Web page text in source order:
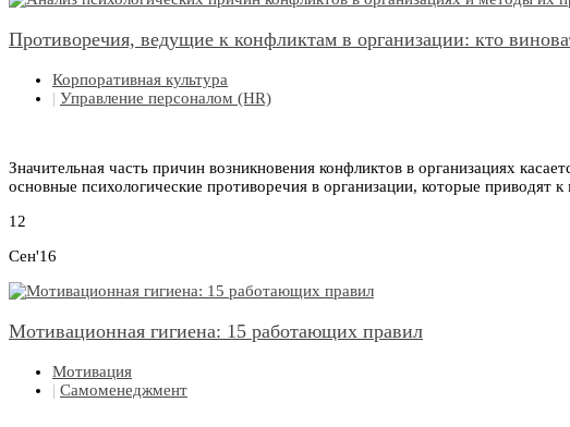
Противоречия, ведущие к конфликтам в организации: кто
Корпоративная культура
| Управление персоналом (HR)
Значительная часть причин возникновения конфликтов в организациях
основные психологические противоречия в организации, которые
12
Сен'16
Мотивационная гигиена: 15 работающих правил
Мотивация
| Самоменеджмент